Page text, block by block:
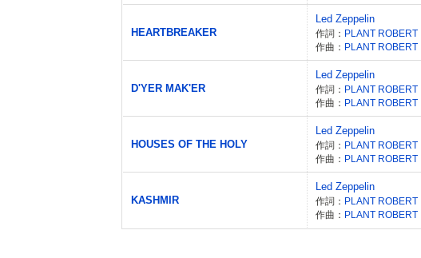
HEARTBREAKER
Led Zeppelin
作詞： PLANT ROBERT
作曲： PLANT ROBERT
D'YER MAK'ER
Led Zeppelin
作詞： PLANT ROBERT
作曲： PLANT ROBERT
HOUSES OF THE HOLY
Led Zeppelin
作詞： PLANT ROBERT
作曲： PLANT ROBERT
KASHMIR
Led Zeppelin
作詞： PLANT ROBERT
作曲： PLANT ROBERT